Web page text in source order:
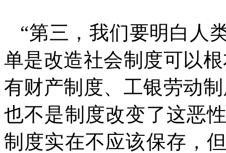
“第三，我们要明白人
单是改造社会制度可以
有财产制度、工银劳动
也不是制度改变了这恶
制度实在不应该保存，